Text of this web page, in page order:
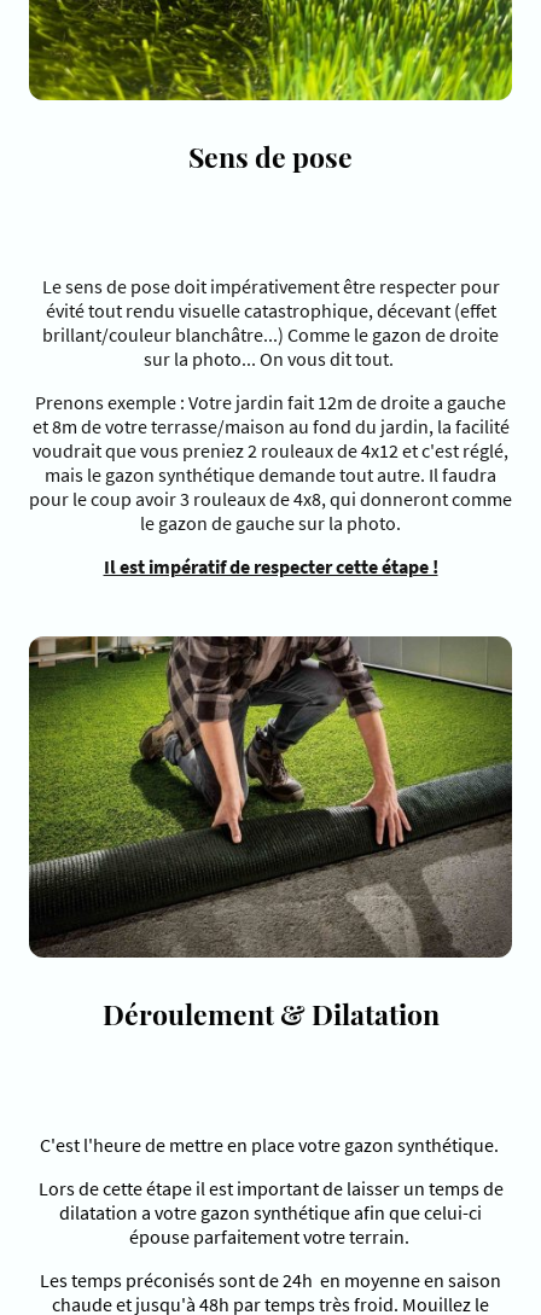
Sens de pose
Le sens de pose doit impérativement être respecter pour
évité tout rendu visuelle catastrophique, décevant (effet
brillant/couleur blanchâtre...) Comme le gazon de droite
sur la photo... On vous dit tout.
Prenons exemple : Votre jardin fait 12m de droite a gauche
et 8m de votre terrasse/maison au fond du jardin, la facilité
voudrait que vous preniez 2 rouleaux de 4x12 et c'est réglé,
mais le gazon synthétique demande tout autre. Il faudra
pour le coup avoir 3 rouleaux de 4x8, qui donneront comme
le gazon de gauche sur la photo.
Il est impératif de respecter cette étape !
Déroulement & Dilatation
C'est l'heure de mettre en place votre gazon synthétique.
Lors de cette étape il est important de laisser un temps de
dilatation a votre gazon synthétique afin que celui-ci
épouse parfaitement votre terrain.
Les temps préconisés sont de 24h en moyenne en saison
chaude et jusqu'à 48h par temps très froid. Mouillez le